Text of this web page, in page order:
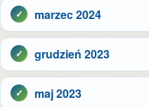
marzec 2024
grudzień 2023
maj 2023